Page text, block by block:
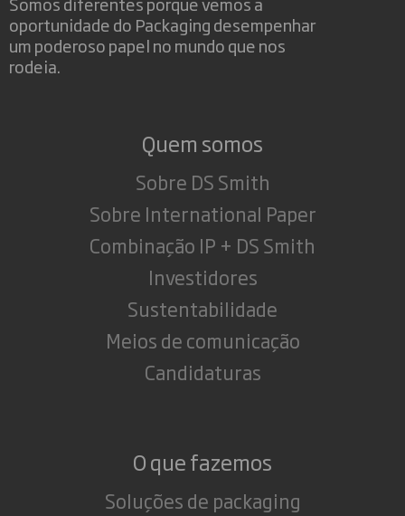
oportunidade do Packaging desempenhar
um poderoso papel no mundo que nos
rodeia.
Quem somos
Sobre DS Smith
Sobre International Paper
Combinação IP + DS Smith
Investidores
Sustentabilidade
Meios de comunicação
Candidaturas
O que fazemos
Soluções de packaging